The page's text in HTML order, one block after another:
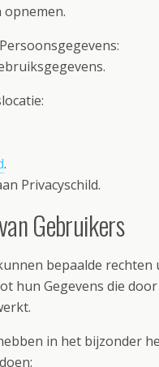
opnemen.
.
Privacyschild.
Gebruikers
bepaalde rechten
hun Gegevens die
in het bijzonder